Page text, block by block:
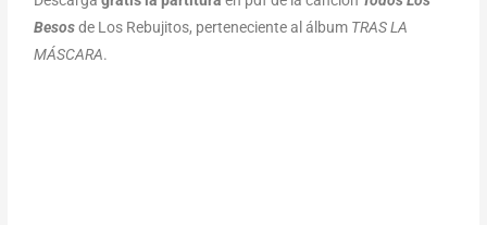
Besosde Los Rebujitos, perteneciente al álbum TRAS LA
MÁSCARA.